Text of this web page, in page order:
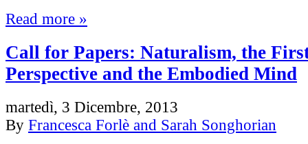
Read more »
Call for Papers: Naturalism, the
Perspective and the Embodied Mind
martedì, 3 Dicembre, 2013
By Francesca Forlè and Sarah Songhorian